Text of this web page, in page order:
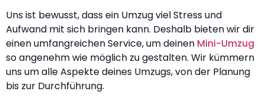
Uns ist bewusst, dass ein Umzug viel Stress und
Aufwand mit sich bringen kann. Deshalb bieten wir dir
einen umfangreichen Service, um deinen Mini-Umzug
so angenehm wie möglich zu gestalten. Wir kümmern
uns um alle Aspekte deines Umzugs, von der Planung
bis zur Durchführung.